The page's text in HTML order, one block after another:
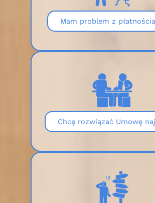
Mam problem z
Chcę rozwiązać Umowę